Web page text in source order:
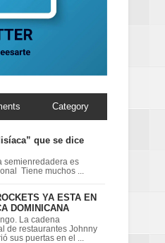
Category
que se dice
semienredadera es
Tiene muchos ...
YA ESTA EN
DOMINICANA
La cadena
de restaurantes Johnny
sus puertas en el ...